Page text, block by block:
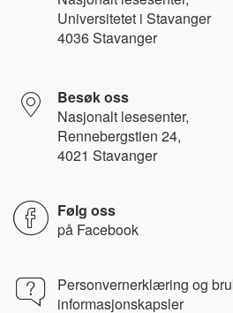
Universitetet i Stavanger
4036 Stavanger
Besøk oss
Nasjonalt lesesenter,
Rennebergstien 24,
4021 Stavanger
Følg oss
på Facebook
Personvernerklæring og
informasjonskapsler